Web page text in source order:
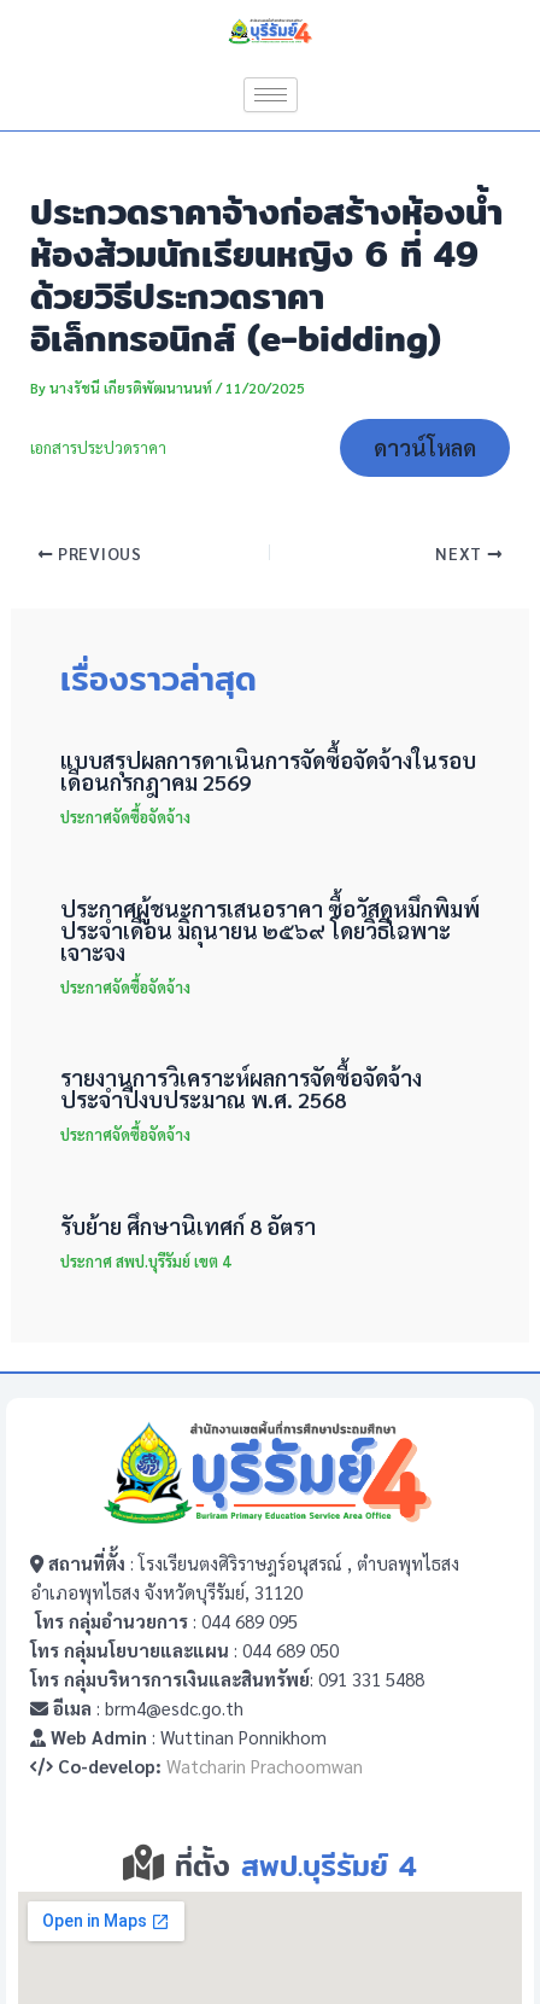
ประกวดราคาจ้างก่อสร้างห้องน้ำ
ห้องส้วมนักเรียนหญิง 6 ที่ 49
ด้วยวิธีประกวดราคา
อิเล็กทรอนิกส์ (e-bidding)
Byนางรัชนี เกียรติพัฒนานนท์/11/20/2025
เอกสารประปวดราคา ดาวน์โหลด
PREVIOUS NEXT
เรื่องราวล่าสุด
แบบสรุปผลการดาเนินการจัดซื้อจัดจ้างในรอบ
เดือนกรกฎาคม 2569
ประกาศจัดซื้อจัดจ้าง
ประกาศผู้ชนะการเสนอราคา ซื้อวัสดุหมึกพิมพ์
ประจำเดือน มิถุนายน ๒๕๖๙ โดยวิธีเฉพาะ
เจาะจง
ประกาศจัดซื้อจัดจ้าง
รายงานการวิเคราะห์ผลการจัดซื้อจัดจ้าง
ประจำปีงบประมาณ พ.ศ. 2568
ประกาศจัดซื้อจัดจ้าง
รับย้าย ศึกษานิเทศก์ 8 อัตรา
ประกาศ สพป.บุรีรัมย์ เขต 4
สถานที่ตั้ง : โรงเรียนตงศิริราษฎร์อนุสรณ์ , ตำบลพุทไธสง
อำเภอพุทไธสง จังหวัดบุรีรัมย์, 31120
โทร กลุ่มอำนวยการ : 044 689 095
โทร กลุ่มนโยบายและแผน : 044 689 050
โทร กลุ่มบริหารการเงินและสินทรัพย์: 091 331 5488
อีเมล : brm4@esdc.go.th
Web Admin : Wuttinan Ponnikhom
Co-develop: Watcharin Prachoomwan
ที่ตั้ง สพป.บุรีรัมย์ 4